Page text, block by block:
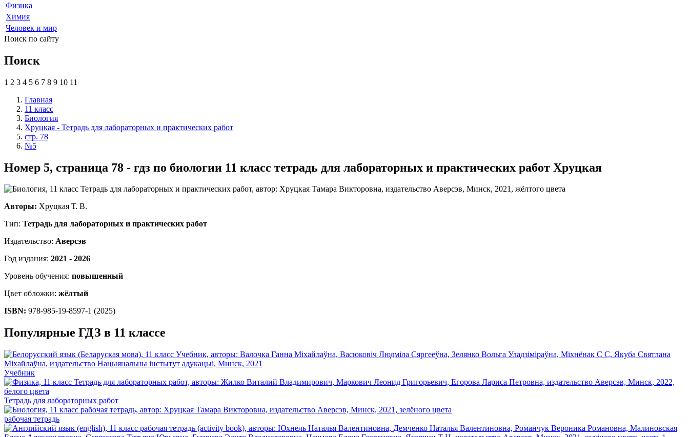
Физика
Химия
Человек и мир
Поиск по сайту
Поиск
1 2 3 4 5 6 7 8 9 10 11
Главная
11 класс
Биология
Хруцкая - Тетрадь для лабораторных и практических работ
стр. 78
№5
Номер 5, страница 78 - гдз по биологии 11 класс тетрадь для лабораторных и практических работ Хруцкая
Авторы: Хруцкая Т. В.
Тип: Тетрадь для лабораторных и практических работ
Издательство: Аверсэв
Год издания: 2021 - 2026
Уровень обучения: повышенный
Цвет обложки: жёлтый
ISBN: 978-985-19-8597-1 (2025)
Популярные ГДЗ в 11 классе
Учебник
Тетрадь для лабораторных работ
рабочая тетрадь